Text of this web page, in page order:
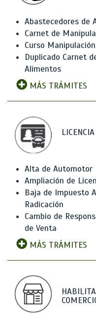
Abastecedores de
Carnet de
Curso
Duplicado Carnet
Alimentos
MÁS TRÁMITES
Alta de Automotor
Ampliación de
Baja de Impuesto
Radicación
Cambio de
de Venta
MÁS TRÁMITES